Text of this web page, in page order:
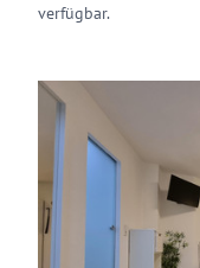
verfügbar.